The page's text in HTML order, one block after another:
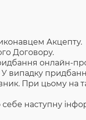
Акцепту.
Договору.
онлайн-
випадку
При цьому на
наступну